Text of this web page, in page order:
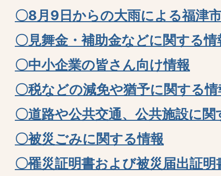
〇8月9日からの大雨による福津
〇見舞金・補助金などに関する情
〇中小企業の皆さん向け情報
〇税などの減免や猶予に関する情
〇道路や公共交通、公共施設に関
〇被災ごみに関する情報
〇罹災証明書および被災届出証